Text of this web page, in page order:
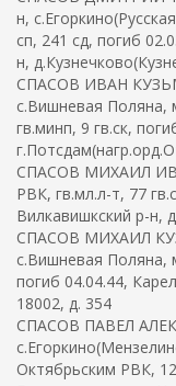
н,
сп, 241 сд, погиб
н,
СПАСОВ ИВАН
с.Вишневая
гв.минп, 9 гв.ск,
СПАСОВ МИХАИЛ
РВК, гв.мл.л-т, 77
Вилкавишкский р-н,
СПАСОВ МИХАИЛ
с.Вишневая Поляна,
погиб 04.04.44,
18002, д. 354
СПАСОВ ПАВЕЛ
Октябрьским РВК,